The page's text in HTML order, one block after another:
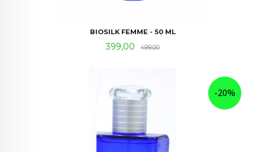
BIOSILK FEMME - 50 ML
Tilbud
399,00 499,00Rabatt
-20%